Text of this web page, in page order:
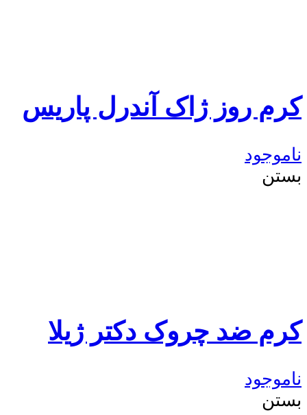
کرم روز ژاک آندرل پاریس
ناموجود
بستن
کرم ضد چروک دکتر ژیلا
ناموجود
بستن